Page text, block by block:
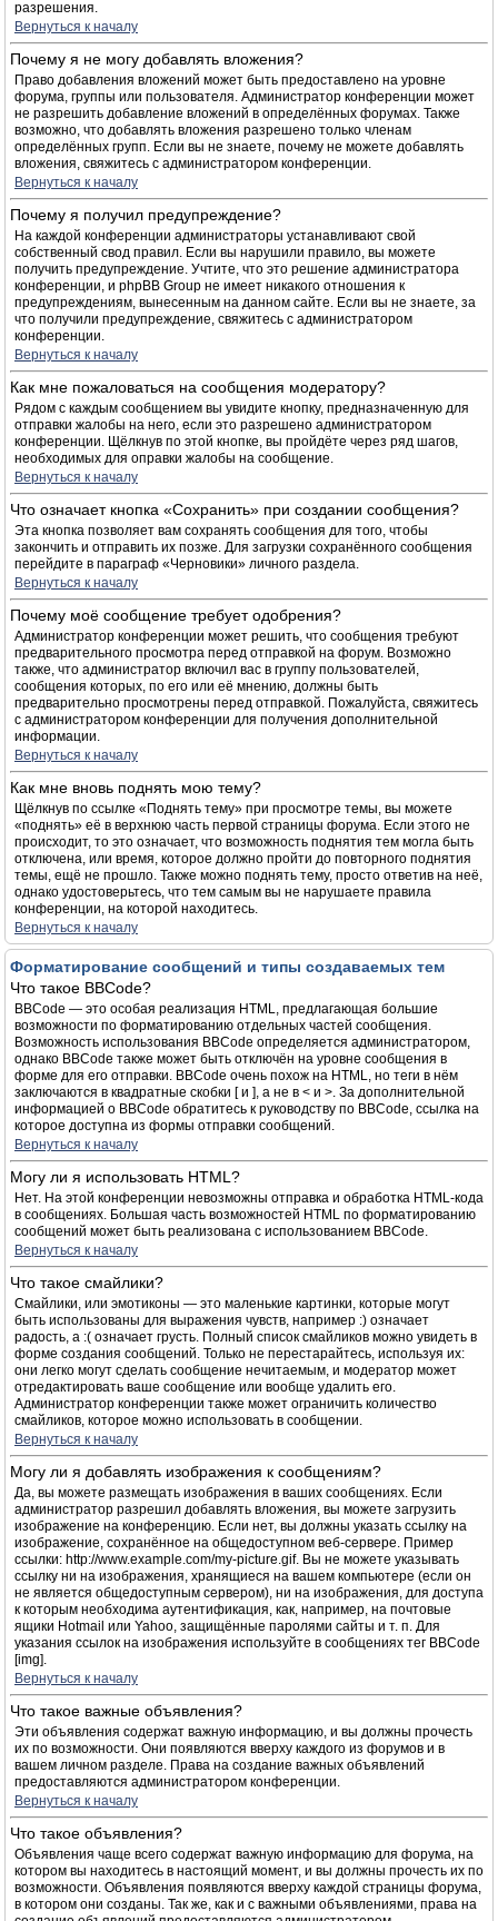
разрешения.
Вернуться к началу
Почему я не могу добавлять вложения?
Право добавления вложений может быть предоставлено на уровне
форума, группы или пользователя. Администратор конференции может
не разрешить добавление вложений в определённых форумах. Также
возможно, что добавлять вложения разрешено только членам
определённых групп. Если вы не знаете, почему не можете добавлять
вложения, свяжитесь с администратором конференции.
Вернуться к началу
Почему я получил предупреждение?
На каждой конференции администраторы устанавливают свой
собственный свод правил. Если вы нарушили правило, вы можете
получить предупреждение. Учтите, что это решение администратора
конференции, и phpBB Group не имеет никакого отношения к
предупреждениям, вынесенным на данном сайте. Если вы не знаете, за
что получили предупреждение, свяжитесь с администратором
конференции.
Вернуться к началу
Как мне пожаловаться на сообщения модератору?
Рядом с каждым сообщением вы увидите кнопку, предназначенную для
отправки жалобы на него, если это разрешено администратором
конференции. Щёлкнув по этой кнопке, вы пройдёте через ряд шагов,
необходимых для оправки жалобы на сообщение.
Вернуться к началу
Что означает кнопка «Сохранить» при создании сообщения?
Эта кнопка позволяет вам сохранять сообщения для того, чтобы
закончить и отправить их позже. Для загрузки сохранённого сообщения
перейдите в параграф «Черновики» личного раздела.
Вернуться к началу
Почему моё сообщение требует одобрения?
Администратор конференции может решить, что сообщения требуют
предварительного просмотра перед отправкой на форум. Возможно
также, что администратор включил вас в группу пользователей,
сообщения которых, по его или её мнению, должны быть
предварительно просмотрены перед отправкой. Пожалуйста, свяжитесь
с администратором конференции для получения дополнительной
информации.
Вернуться к началу
Как мне вновь поднять мою тему?
Щёлкнув по ссылке «Поднять тему» при просмотре темы, вы можете
«поднять» её в верхнюю часть первой страницы форума. Если этого не
происходит, то это означает, что возможность поднятия тем могла быть
отключена, или время, которое должно пройти до повторного поднятия
темы, ещё не прошло. Также можно поднять тему, просто ответив на неё,
однако удостоверьтесь, что тем самым вы не нарушаете правила
конференции, на которой находитесь.
Вернуться к началу
Форматирование сообщений и типы создаваемых тем
Что такое BBCode?
BBCode — это особая реализация HTML, предлагающая большие
возможности по форматированию отдельных частей сообщения.
Возможность использования BBCode определяется администратором,
однако BBCode также может быть отключён на уровне сообщения в
форме для его отправки. BBCode очень похож на HTML, но теги в нём
заключаются в квадратные скобки [ и ], а не в < и >. За дополнительной
информацией о BBCode обратитесь к руководству по BBCode, ссылка на
которое доступна из формы отправки сообщений.
Вернуться к началу
Могу ли я использовать HTML?
Нет. На этой конференции невозможны отправка и обработка HTML-кода
в сообщениях. Большая часть возможностей HTML по форматированию
сообщений может быть реализована с использованием BBCode.
Вернуться к началу
Что такое смайлики?
Смайлики, или эмотиконы — это маленькие картинки, которые могут
быть использованы для выражения чувств, например :) означает
радость, а :( означает грусть. Полный список смайликов можно увидеть в
форме создания сообщений. Только не перестарайтесь, используя их:
они легко могут сделать сообщение нечитаемым, и модератор может
отредактировать ваше сообщение или вообще удалить его.
Администратор конференции также может ограничить количество
смайликов, которое можно использовать в сообщении.
Вернуться к началу
Могу ли я добавлять изображения к сообщениям?
Да, вы можете размещать изображения в ваших сообщениях. Если
администратор разрешил добавлять вложения, вы можете загрузить
изображение на конференцию. Если нет, вы должны указать ссылку на
изображение, сохранённое на общедоступном веб-сервере. Пример
ссылки: http://www.example.com/my-picture.gif. Вы не можете указывать
ссылку ни на изображения, хранящиеся на вашем компьютере (если он
не является общедоступным сервером), ни на изображения, для доступа
к которым необходима аутентификация, как, например, на почтовые
ящики Hotmail или Yahoo, защищённые паролями сайты и т. п. Для
указания ссылок на изображения используйте в сообщениях тег BBCode
[img].
Вернуться к началу
Что такое важные объявления?
Эти объявления содержат важную информацию, и вы должны прочесть
их по возможности. Они появляются вверху каждого из форумов и в
вашем личном разделе. Права на создание важных объявлений
предоставляются администратором конференции.
Вернуться к началу
Что такое объявления?
Объявления чаще всего содержат важную информацию для форума, на
котором вы находитесь в настоящий момент, и вы должны прочесть их по
возможности. Объявления появляются вверху каждой страницы форума,
в котором они созданы. Так же, как и с важными объявлениями, права на